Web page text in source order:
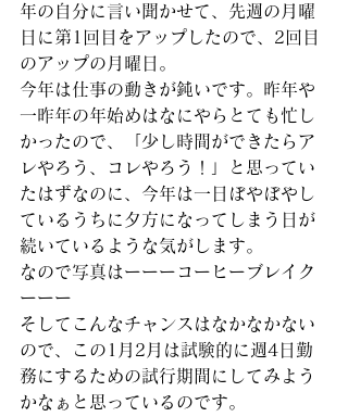
年の自分に言い聞かせて、先週の月曜
日に第1回目をアップしたので、2回目
のアップの月曜日。
今年は仕事の動きが鈍いです。昨年や
一昨年の年始めはなにやらとても忙し
かったので、「少し時間ができたらア
レやろう、コレやろう！」と思ってい
たはずなのに、今年は一日ぼやぼやし
ているうちに夕方になってしまう日が
続いているような気がします。
なので写真はーーーコーヒーブレイク
ーーー
そしてこんなチャンスはなかなかない
ので、この1月2月は試験的に週4日勤
務にするための試行期間にしてみよう
かなぁと思っているのです。